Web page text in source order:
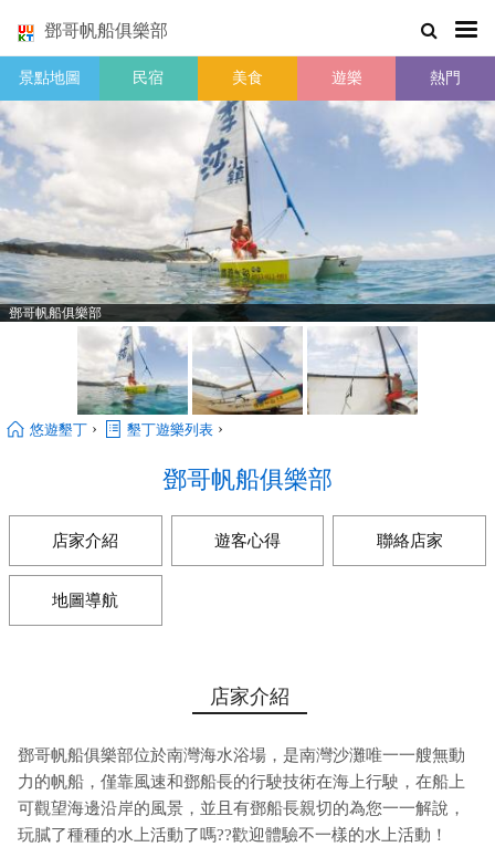
鄧哥帆船俱樂部
景點地圖 民宿 美食 遊樂 熱門
鄧哥帆船俱樂部
悠遊墾丁 › 墾丁遊樂列表 ›
鄧哥帆船俱樂部
店家介紹 遊客心得 聯絡店家
地圖導航
店家介紹
鄧哥帆船俱樂部位於南灣海水浴場，是南灣沙灘唯一一艘無動
力的帆船，僅靠風速和鄧船長的行駛技術在海上行駛，在船上
可觀望海邊沿岸的風景，並且有鄧船長親切的為您一一解說，
玩膩了種種的水上活動了嗎??歡迎體驗不一樣的水上活動！